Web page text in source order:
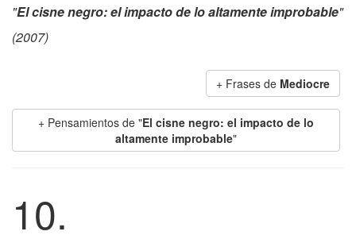
"El cisne negro: el impacto de lo altamente improbable"
(2007)
+ Frases de Mediocre
+ Pensamientos de "El cisne negro: el impacto de lo
altamente improbable"
10.